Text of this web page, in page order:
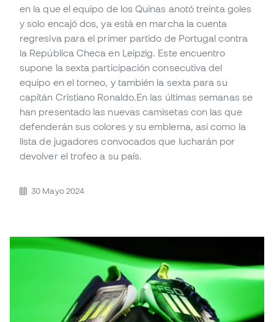
en la que el equipo de los Quinas anotó treinta goles
y solo encajó dos, ya está en marcha la cuenta
regresiva para el primer partido de Portugal contra
la República Checa en Leipzig. Este encuentro
supone la sexta participación consecutiva del
equipo en el torneo, y también la sexta para su
capitán Cristiano Ronaldo.En las últimas semanas se
han presentado las nuevas camisetas con las que
defenderán sus colores y su emblema, así como la
lista de jugadores convocados que lucharán por
devolver el trofeo a su país.
30 Mayo 2024